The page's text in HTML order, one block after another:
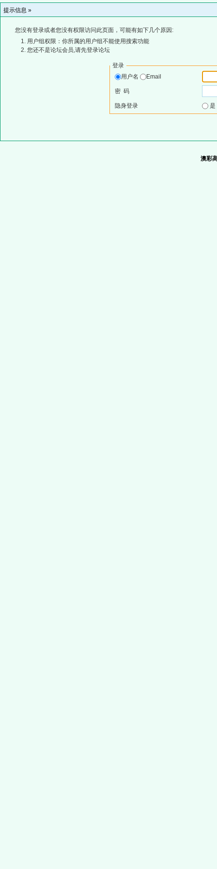
提示信息 »
您没有登录或者您没有权限访问此页面，可能有如下几个原因:
用户组权限：你所属的用户组不能使用搜索功能
您还不是论坛会员,请先登录论坛
登录
用户名
Email
密 码
隐身登录
澳彩